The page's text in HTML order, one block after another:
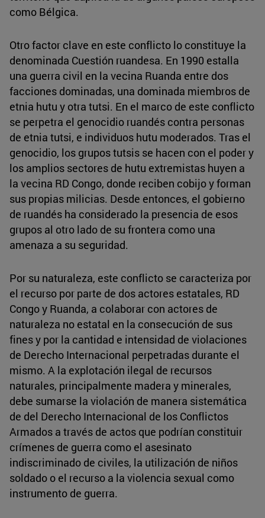
como Bélgica.
Otro factor clave en este conflicto lo constituye la
denominada Cuestión ruandesa. En 1990 estalla
una guerra civil en la vecina Ruanda entre dos
facciones dominadas, una dominada miembros de
etnia hutu y otra tutsi. En el marco de este conflicto
se perpetra el genocidio ruandés contra personas
de etnia tutsi, e individuos hutu moderados. Tras el
genocidio, los grupos tutsis se hacen con el poder y
los amplios sectores de hutu extremistas huyen a
la vecina RD Congo, donde reciben cobijo y forman
sus propias milicias. Desde entonces, el gobierno
de ruandés ha considerado la presencia de esos
grupos al otro lado de su frontera como una
amenaza a su seguridad.
Por su naturaleza, este conflicto se caracteriza por
el recurso por parte de dos actores estatales, RD
Congo y Ruanda, a colaborar con actores de
naturaleza no estatal en la consecución de sus
fines y por la cantidad e intensidad de violaciones
de Derecho Internacional perpetradas durante el
mismo. A la explotación ilegal de recursos
naturales, principalmente madera y minerales,
debe sumarse la violación de manera sistemática
de del Derecho Internacional de los Conflictos
Armados a través de actos que podrían constituir
crímenes de guerra como el asesinato
indiscriminado de civiles, la utilización de niños
soldado o el recurso a la violencia sexual como
instrumento de guerra.